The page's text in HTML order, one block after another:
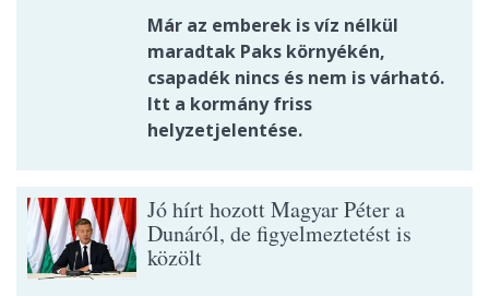
Már az emberek is víz nélkül
maradtak Paks környékén,
csapadék nincs és nem is várható.
Itt a kormány friss
helyzetjelentése.
Jó hírt hozott Magyar Péter a
Dunáról, de figyelmeztetést is
közölt